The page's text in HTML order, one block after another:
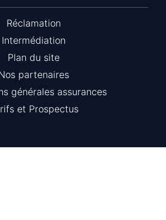
Réclamation
Intermédiation
Plan du site
partenaires
générales assurances
et Prospectus